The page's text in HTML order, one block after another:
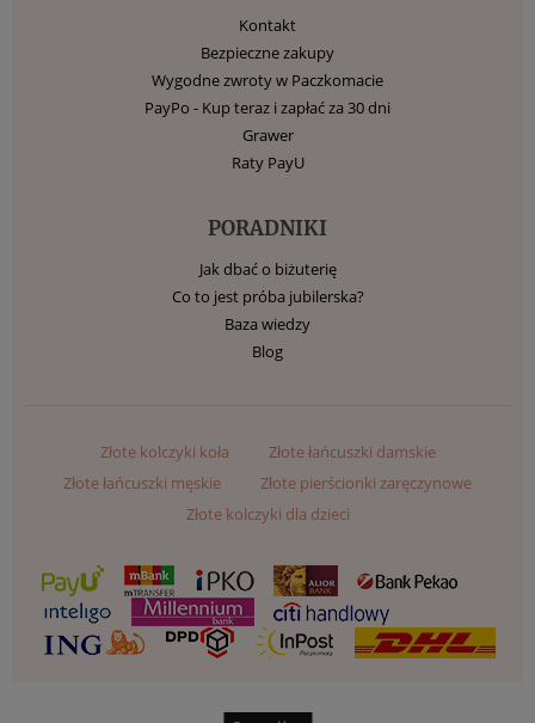
Kontakt
Bezpieczne zakupy
Wygodne zwroty w Paczkomacie
PayPo - Kup teraz i zapłać za 30 dni
Grawer
Raty PayU
PORADNIKI
Jak dbać o biżuterię
Co to jest próba jubilerska?
Baza wiedzy
Blog
Złote kolczyki koła
Złote łańcuszki damskie
Złote łańcuszki męskie
Złote pierścionki zaręczynowe
Złote kolczyki dla dzieci